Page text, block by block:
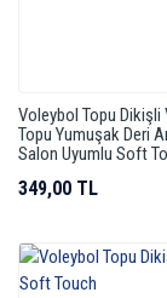
Voleybol Topu Dikişli
Topu Yumuşak Deri
Salon Uyumlu Soft
349,00 TL